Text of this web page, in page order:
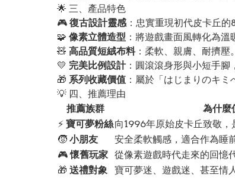
🌟 三、產品特色
🎮 復古設計靈感：忠實重現初代皮卡丘的
🧩 像素立體造型 ：將遊戲畫面風轉化為溫
🧸 高品質短絨布料：柔軟、親膚、耐擠壓。
💛 完美比例設計：圓滾滾身形與小短手腳
🎁 系列收藏價值 ：屬於「はじまりのキミ
💡 四、推薦理由
推薦族群
為什麼
⚡ 寶可夢粉絲向1996年原始皮卡丘致敬，
🧒 小朋友
安全柔軟觸感，適合作為睡
🎮懷舊玩家 從像素遊戲時代走來的回憶
🎁 送禮對象 寶可夢迷、遊戲迷、甚至情